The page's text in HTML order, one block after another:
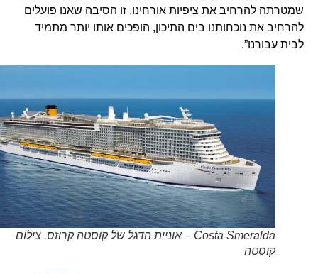
שמטרתה להרחיב את ציפיות אורחינו. זו הסיבה שאנו פועלים
להרחיב את נוכחותנו בים התיכון, הופכים אותו יותר מתמיד
לבית עבורנו”.
Costa Smeralda – אוניית הדגל של קוסטה קרוזס. צילום
קוסטה